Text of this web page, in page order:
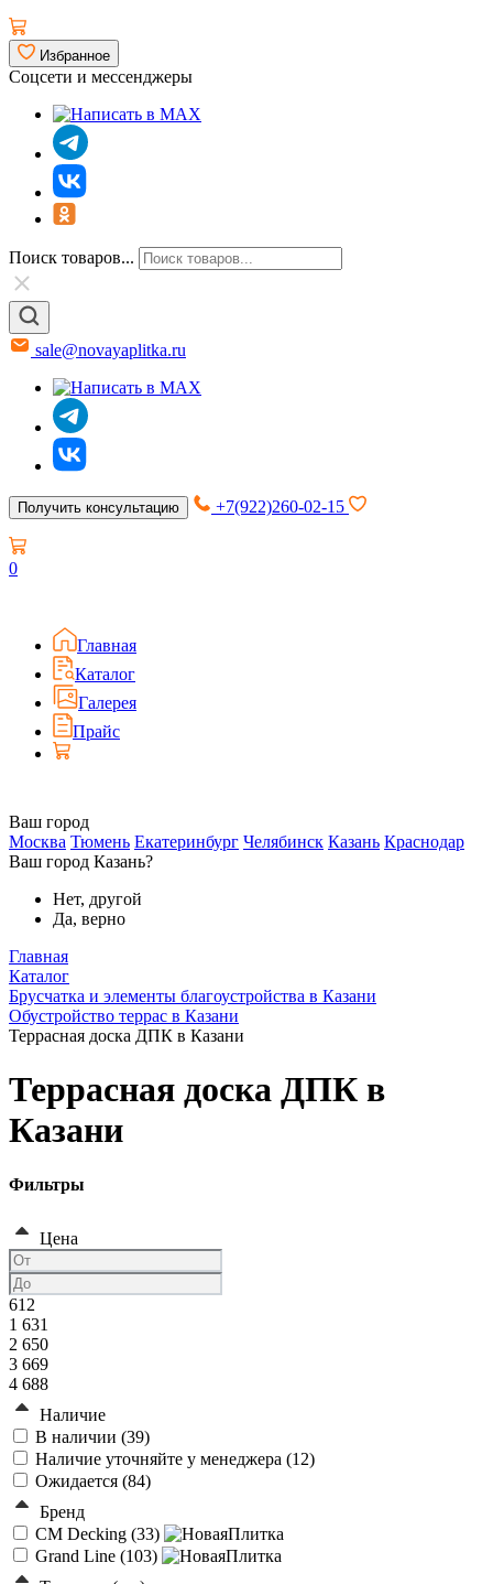
Избранное
Соцсети и мессенджеры
Поиск товаров...
sale@novayaplitka.ru
Получить консультацию +7(922)260-02-15
0
Главная
Каталог
Галерея
Прайс
Ваш город
Москва Тюмень Екатеринбург Челябинск Казань Краснодар
Ваш город Казань?
Нет, другой
Да, верно
Главная
Каталог
Брусчатка и элементы благоустройства в Казани
Обустройство террас в Казани
Террасная доска ДПК в Казани
Террасная доска ДПК в
Казани
Фильтры
Цена
612
1 631
2 650
3 669
4 688
Наличие
В наличии (39)
Наличие уточняйте у менеджера (12)
Ожидается (84)
Бренд
CM Decking (33)
Grand Line (103)